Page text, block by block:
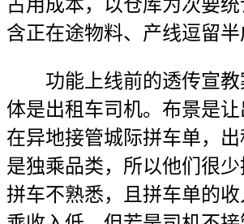
占用成本，以仓库为次要
含正在途物料、产线逗留半
功能上线前的透传宣教
体是出租车司机。布景是
在异地接管城际拼车单，
是独乘品类，所以他们很
拼车不熟悉，且拼车单的